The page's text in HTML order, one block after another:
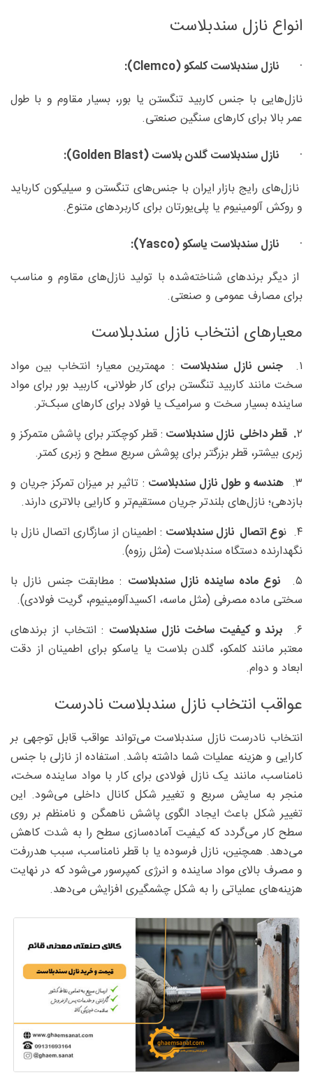
انواع نازل سندبلاست
· نازل سندبلاست کلمکو (Clemco
):
نازل‌هایی با جنس کاربید تنگستن یا بور، بسیار مقاوم و با طول
عمر بالا برای کارهای سنگین صنعتی.
· نازل سندبلاست گلدن بلاست (Golden Blast
):
نازل‌های رایج بازار ایران با جنس‌های تنگستن و سیلیکون کارباید
و روکش آلومینیوم یا پلی‌یورتان برای کاربردهای متنوع.
· نازل سندبلاست یاسکو (Yasco
):
از دیگر برندهای شناخته‌شده با تولید نازل‌های مقاوم و مناسب
برای مصارف عمومی و صنعتی.
معیارهای انتخاب نازل سندبلاست
۱. جنس نازل سندبلاست : مهمترین معیار؛ انتخاب بین مواد
سخت مانند کاربید تنگستن برای کار طولانی، کاربید بور برای مواد
ساینده بسیار سخت و سرامیک یا فولاد برای کارهای سبک‌تر.
۲. قطر داخلی نازل سندبلاست : قطر کوچکتر برای پاشش متمرکز و
زبری بیشتر، قطر بزرگتر برای پوشش سریع سطح و زبری کمتر.
۳.
هندسه و طول نازل سندبلاست : تاثیر بر میزان تمرکز جریان و
بازدهی؛ نازل‌های بلندتر جریان مستقیم‌تر و کارایی بالاتری دارند.
۴. ن
وع اتصال نازل سندبلاست : اطمینان از سازگاری اتصال نازل با
نگهدارنده دستگاه سندبلاست (مثل رزوه).
۵.
نوع ماده ساینده نازل سندبلاست : مطابقت جنس نازل با
سختی ماده مصرفی (مثل ماسه، اکسیدآلومینیوم، گریت فولادی).
۶.
برند و کیفیت ساخت نازل سندبلاست : انتخاب از برندهای
معتبر مانند کلمکو، گلدن بلاست یا یاسکو برای اطمینان از دقت
ابعاد و دوام.
عواقب انتخاب نازل سندبلاست نادرست
انتخاب نادرست نازل سندبلاست می‌تواند عواقب قابل توجهی بر
کارایی و هزینه عملیات شما داشته باشد. استفاده از نازلی با جنس
نامناسب، مانند یک نازل فولادی برای کار با مواد ساینده سخت،
منجر به سایش سریع و تغییر شکل کانال داخلی می‌شود. این
تغییر شکل باعث ایجاد الگوی پاشش ناهمگن و نامنظم بر روی
سطح کار می‌گردد که کیفیت آماده‌سازی سطح را به شدت کاهش
می‌دهد. همچنین، نازل فرسوده یا با قطر نامناسب، سبب هدررفت
و مصرف بالای مواد ساینده و انرژی کمپرسور می‌شود که در نهایت
هزینه‌های عملیاتی را به شکل چشمگیری افزایش می‌دهد.